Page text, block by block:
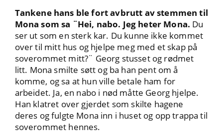
Tankene hans ble fort avbrutt av stemmen til
Mona som sa ¨Hei, nabo. Jeg heter Mona. Du
ser ut som en sterk kar. Du kunne ikke kommet
over til mitt hus og hjelpe meg med et skap på
soverommet mitt?¨ Georg stusset og rødmet
litt. Mona smilte søtt og ba han pent om å
komme, og sa at hun ville betale ham for
arbeidet. Ja, en nabo i nød måtte Georg hjelpe.
Han klatret over gjerdet som skilte hagene
deres og fulgte Mona inn i huset og opp trappa til
soverommet hennes.